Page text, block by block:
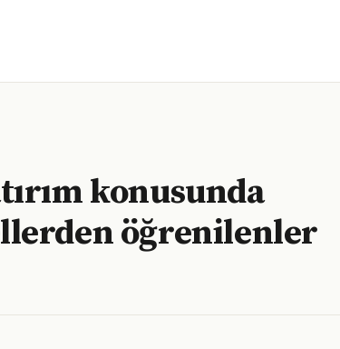
konusunda
öğrenilenler